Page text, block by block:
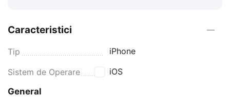
Caracteristici
Tip iPhone
Sistem de Operare
iOS
General